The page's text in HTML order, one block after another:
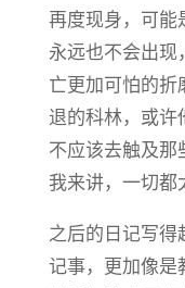
再度现身，可能
永远也不会出现
亡更加可怕的折
退的科林，或许
不应该去触及那
我来讲，一切都
之后的日记写得
记事，更加像是